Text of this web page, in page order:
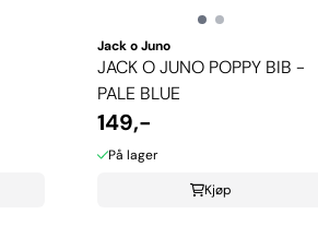
Jack o Juno
JACK O JUNO POPPY BIB -
PALE BLUE
149,-
På lager
Kjøp